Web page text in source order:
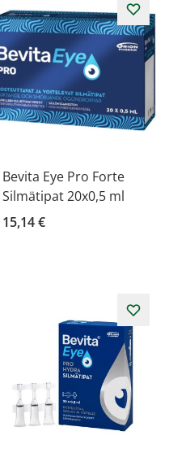
Bevita Eye Pro Forte
Silmätipat 20x0,5 ml
15,14 €